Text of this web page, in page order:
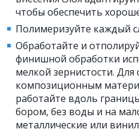
чтобы обеспечить
Полимеризуйте каждый
Обработайте и
финишной обработки
мелкой зернистости.
композиционным
работайте вдоль
бором, без воды и на
металлические или